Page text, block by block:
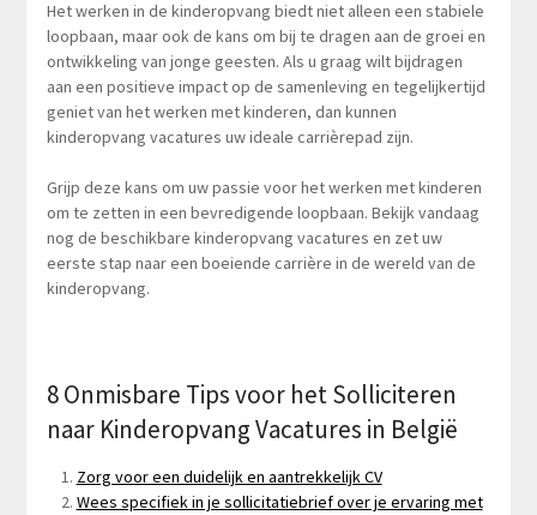
Het werken in de kinderopvang biedt niet alleen een stabiele
loopbaan, maar ook de kans om bij te dragen aan de groei en
ontwikkeling van jonge geesten. Als u graag wilt bijdragen
aan een positieve impact op de samenleving en tegelijkertijd
geniet van het werken met kinderen, dan kunnen
kinderopvang vacatures uw ideale carrièrepad zijn.
Grijp deze kans om uw passie voor het werken met kinderen
om te zetten in een bevredigende loopbaan. Bekijk vandaag
nog de beschikbare kinderopvang vacatures en zet uw
eerste stap naar een boeiende carrière in de wereld van de
kinderopvang.
8 Onmisbare Tips voor het Solliciteren
naar Kinderopvang Vacatures in België
Zorg voor een duidelijk en aantrekkelijk CV
Wees specifiek in je sollicitatiebrief over je ervaring met